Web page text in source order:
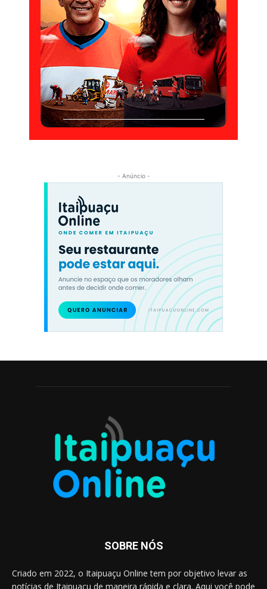
SOBRE NÓS
Criado em 2022, o Itaipuaçu Online tem por objetivo levar as
notícias de Itaipuaçu de maneira rápida e clara. Aqui você pode